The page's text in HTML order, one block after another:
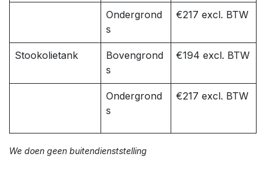
Ondergrond
s
€217 excl. BTW
Stookolietank
Bovengrond
s
€194 excl. BTW
Ondergrond
s
€217 excl. BTW
We doen geen buitendienststelling